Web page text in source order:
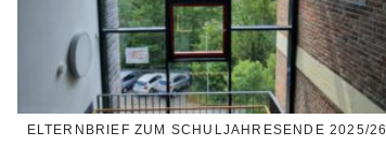
ELTERNBRIEF ZUM SCHULJAHRESENDE 2025/26